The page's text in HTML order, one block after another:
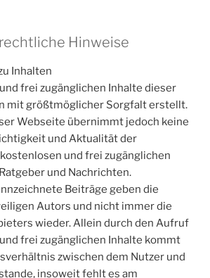
Hinweise
Inhalten
frei zugänglichen Inhalte dieser
mit größtmöglicher Sorgfalt erstellt.
Webseite übernimmt jedoch keine
und Aktualität der
und frei zugänglichen
und Nachrichten.
Beiträge geben die
Autors und nicht immer die
wieder. Allein durch den Aufruf
frei zugänglichen Inhalte kommt
zwischen dem Nutzer und
insoweit fehlt es am